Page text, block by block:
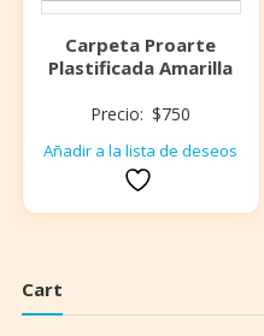
Carpeta Proarte
Plastificada Amarilla
Precio: $750
Añadir a la lista de deseos
Cart